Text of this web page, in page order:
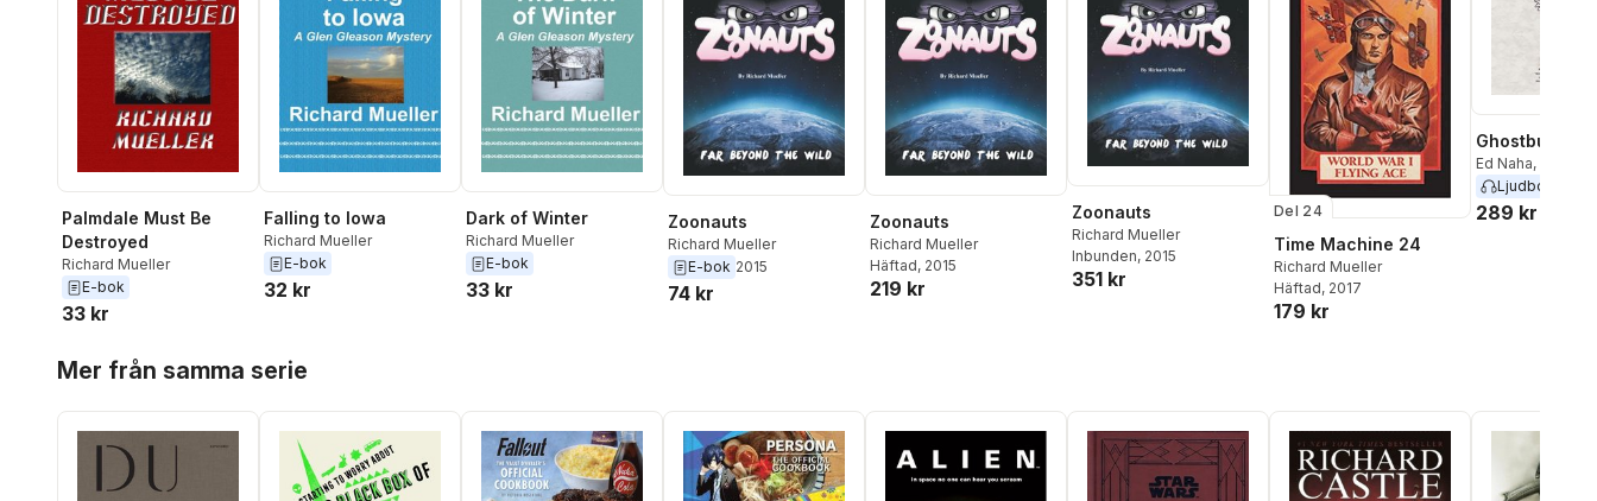
Palmdale Must Be
Destroyed
Richard Mueller
E-bok
33 kr
Falling to Iowa
Richard Mueller
E-bok
32 kr
Dark of Winter
Richard Mueller
E-bok
33 kr
Zoonauts
Richard Mueller
E-bok 2015
74 kr
Zoonauts
Richard Mueller
Häftad, 2015
219 kr
Zoonauts
Richard Mueller
Inbunden, 2015
351 kr
Del 24
Time Machine 24
Richard Mueller
Häftad, 2017
179 kr
Ghostbusters
Ed Naha,
Ljudbok
289 kr
Mer från samma serie